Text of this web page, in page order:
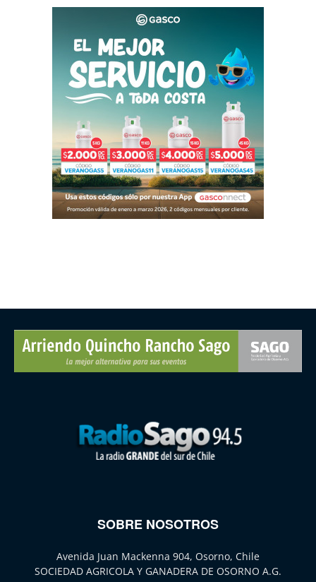
SOBRE NOSOTROS
Avenida Juan Mackenna 904, Osorno, Chile
SOCIEDAD AGRICOLA Y GANADERA DE OSORNO A.G.